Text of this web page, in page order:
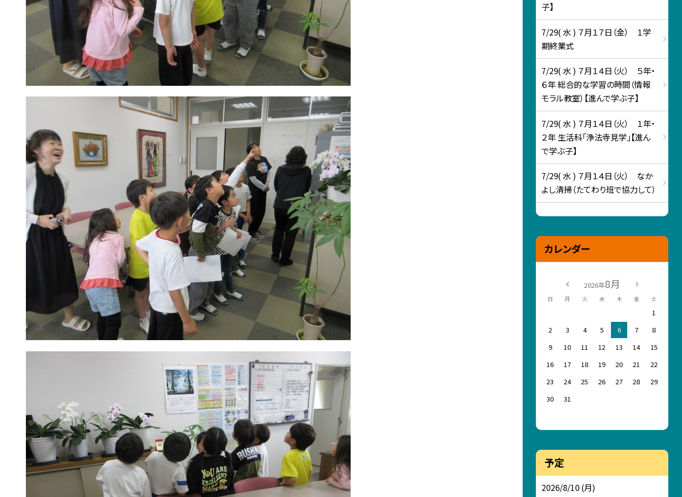
子】
7/29( 水 ) ７月１７日（金） １学
期終業式
7/29( 水 ) ７月１４日（火） ５年・
６年 総合的な学習の時間（情報
モラル教室）【進んで学ぶ子】
7/29( 水 ) ７月１４日（火） １年・
２年 生活科「浄法寺見学」【進ん
で学ぶ子】
7/29( 水 ) ７月１４日（火） なか
よし清掃（たてわり班で協力して）
カレンダー
2026年8月
日 月 火 水 木 金 土
1
2
3 4 5 6 7
8
9
10 11 12 13 14
15
16
17 18 19 20 21
22
23
24 25 26 27 28
29
30
31
予定
2026/8/10 (月)